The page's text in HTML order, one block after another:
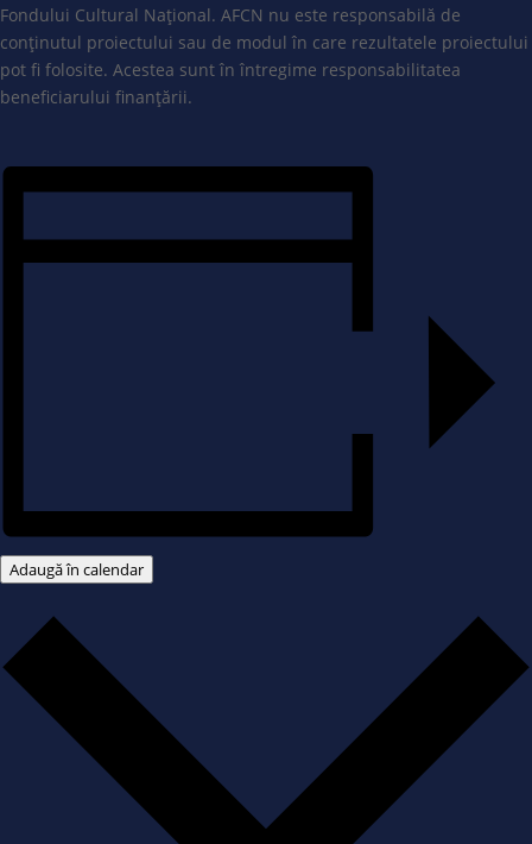
Fondului Cultural Național. AFCN nu este responsabilă de
conținutul proiectului sau de modul în care rezultatele proiectului
pot fi folosite. Acestea sunt în întregime responsabilitatea
beneficiarului finanțării.
Adaugă în calendar